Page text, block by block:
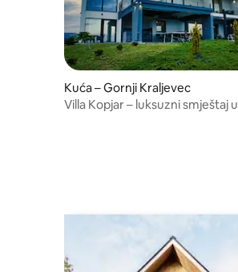
Kuća – Gornji Kraljevec
Villa Kopjar – luksuzni smještaj u